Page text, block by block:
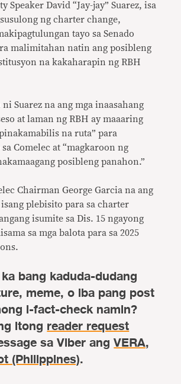
Speaker David“Jay-jay” Suarez, isa
ng charter change,
tayo sa Senado
malimitahan natin ang posibleng
na kakaharapin ng RBH
Suarez na ang mga inaasahang
at laman ng RBH ay maaaring
na ruta” para
Comelec at “magkaroon ng
posibleng panahon.”
Chairman George Garcia na ang
isang plebisito para sa charter
isumite sa Dis. 15 ngayong
sa mga balota para sa 2025
bang kaduda-dudang
meme, o iba pang post
i-fact-check namin?
itongreader request
sa Viber angVERA,
(Philippines).